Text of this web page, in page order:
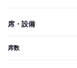
席・設備
席数